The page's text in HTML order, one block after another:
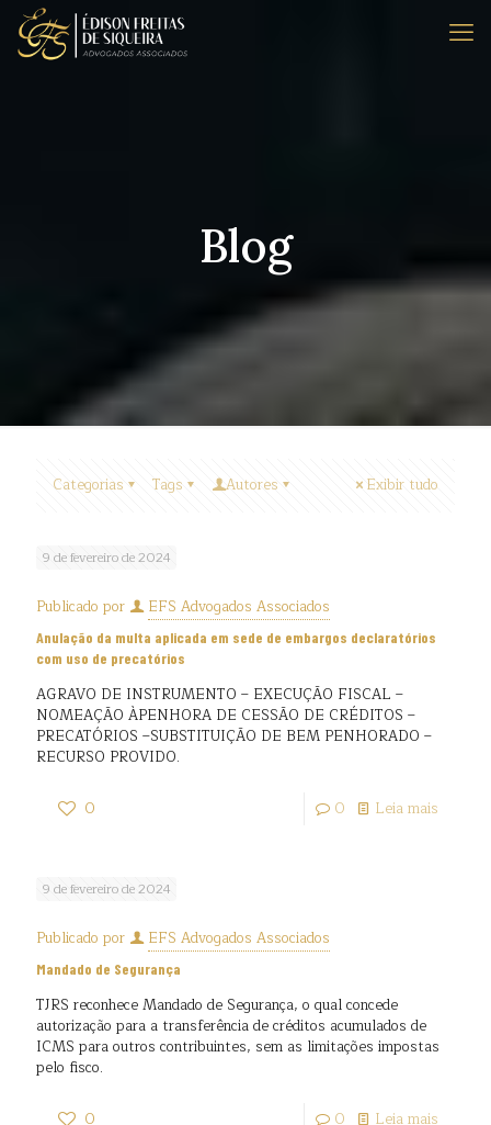
Blog
Categorias Tags Autores Exibir tudo
9 de fevereiro de 2024
Publicado por EFS Advogados Associados
Anulação da multa aplicada em sede de embargos declaratórios
com uso de precatórios
AGRAVO DE INSTRUMENTO – EXECUÇÃO FISCAL –
NOMEAÇÃO ÀPENHORA DE CESSÃO DE CRÉDITOS –
PRECATÓRIOS –SUBSTITUIÇÃO DE BEM PENHORADO –
RECURSO PROVIDO.
0 0 Leia mais
9 de fevereiro de 2024
Publicado por EFS Advogados Associados
Mandado de Segurança
TJRS reconhece Mandado de Segurança, o qual concede
autorização para a transferência de créditos acumulados de
ICMS para outros contribuintes, sem as limitações impostas
pelo fisco.
0 0 Leia mais